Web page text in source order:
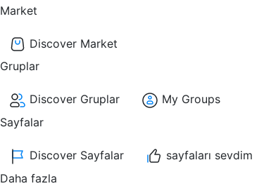
Market
Discover Market
Gruplar
Discover Gruplar
My Groups
Sayfalar
Discover Sayfalar
sayfaları sevdim
Daha fazla